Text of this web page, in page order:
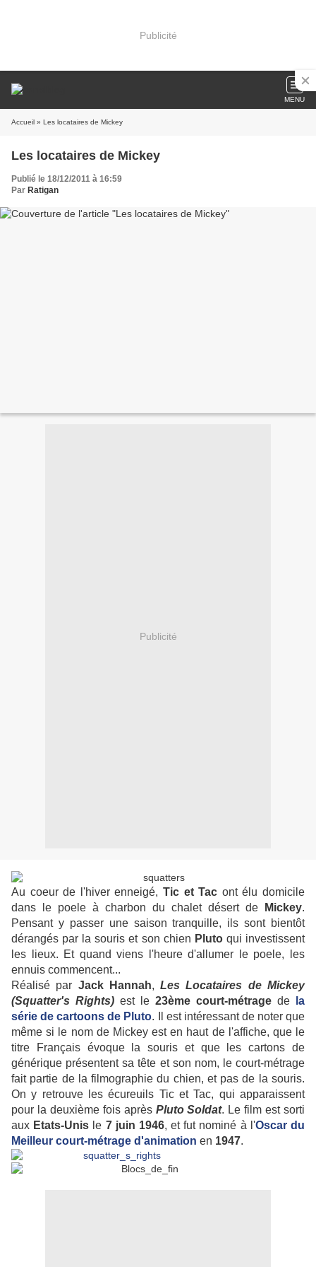
Publicité
MENU
Accueil » Les locataires de Mickey
Les locataires de Mickey
Publié le 18/12/2011 à 16:59
Par Ratigan
Publicité
Au coeur de l'hiver enneigé, Tic et Tac ont élu domicile
dans le poele à charbon du chalet désert de
Mickey.
Pensant y passer une saison tranquille, ils sont bientôt
dérangés par la souris et son chien Plutoqui investissent
les lieux. Et quand viens l'heure d'allumer le poele, les
ennuis commencent...
Réalisé par Jack Hannah,Les Locataires de Mickey
(Squatter's Rights) est le 23ème court-métrage de
la
série de cartoons de Pluto. Il est intéressant de noter que
même si le nom de Mickey est en haut de l'affiche, que le
titre Français évoque la souris et que les cartons de
générique présentent sa tête et son nom, le court-métrage
fait partie de la filmographie du chien, et pas de la souris.
On y retrouve les écureuils Tic et Tac, qui apparaissent
pour la deuxième fois après Pluto Soldat. Le film est sorti
aux Etats-Unis le 7 juin 1946, et fut nominé à l'Oscar du
Meilleur court-métrage d'animation en 1947.